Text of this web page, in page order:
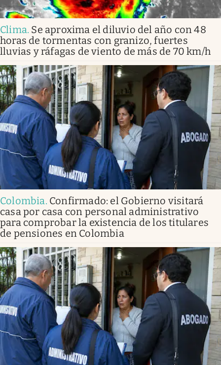
Clima. Se aproxima el diluvio del año con 48
horas de tormentas con granizo, fuertes
lluvias y ráfagas de viento de más de 70 km/h
Colombia. Confirmado: el Gobierno visitará
casa por casa con personal administrativo
para comprobar la existencia de los titulares
de pensiones en Colombia